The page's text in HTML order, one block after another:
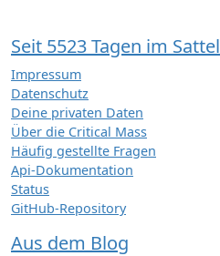
Seit 5523 Tagen im Sattel
Impressum
Datenschutz
Deine privaten Daten
Über die Critical Mass
Häufig gestellte Fragen
Api-Dokumentation
Status
GitHub-Repository
Aus dem Blog